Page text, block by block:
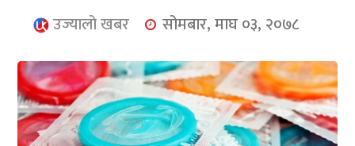
खेलकुद
प्रबास
युनिकोड
उज्यालो खबर सोमबार, माघ ०३, २०७८